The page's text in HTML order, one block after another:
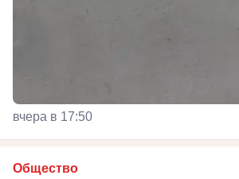
вчера в 17:50
Общество